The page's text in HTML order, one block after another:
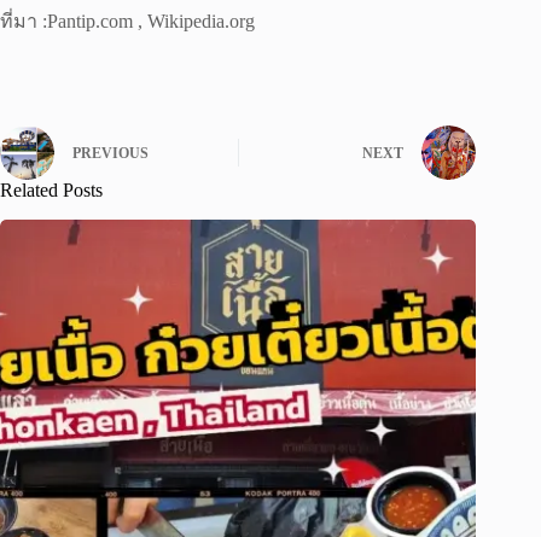
ที่มา :Pantip.com , Wikipedia.org
PREVIOUS NEXT
Related Posts